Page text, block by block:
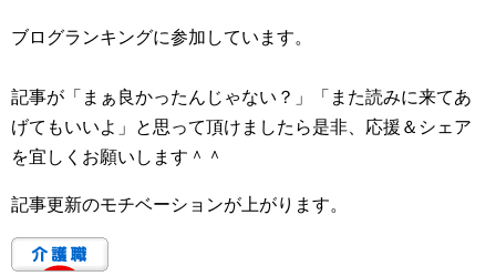
ブログランキングに参加しています。
記事が「まぁ良かったんじゃない？」「また読みに来てあ
げてもいいよ」と思って頂けましたら是非、応援＆シェア
を宜しくお願いします＾＾
記事更新のモチベーションが上がります。